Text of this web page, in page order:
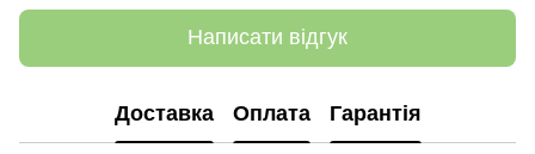
Написати відгук
Доставка Оплата Гарантія